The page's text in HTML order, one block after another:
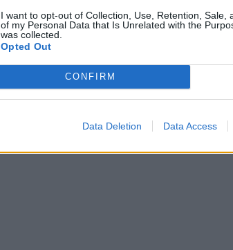
I want to opt-out of Collection, Use, Retention, Sale,
of my Personal Data that Is Unrelated with the
was collected.
Opted Out
CONFIRM
Data Deletion Data Access